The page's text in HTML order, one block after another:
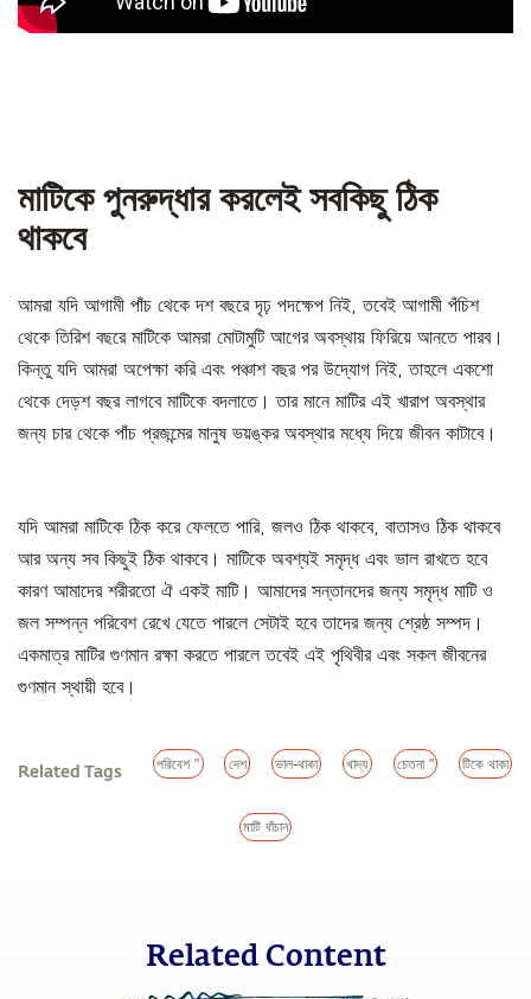
মাটিকে পুনরুদ্ধার করলেই সবকিছু ঠিক
থাকবে
আমরা যদি আগামী পাঁচ থেকে দশ বছরে দৃঢ় পদক্ষেপ নিই, তবেই আগামী পঁচিশ
থেকে তিরিশ বছরে মাটিকে আমরা মোটামুটি আগের অবস্থায় ফিরিয়ে আনতে পারব।
কিন্তু যদি আমরা অপেক্ষা করি এবং পঞ্চাশ বছর পর উদ্যোগ নিই, তাহলে একশো
থেকে দেড়শ বছর লাগবে মাটিকে বদলাতে। তার মানে মাটির এই খারাপ অবস্থার
জন্য চার থেকে পাঁচ প্রজন্মের মানুষ ভয়ঙ্কর অবস্থার মধ্যে দিয়ে জীবন কাটাবে।
যদি আমরা মাটিকে ঠিক করে ফেলতে পারি, জলও ঠিক থাকবে, বাতাসও ঠিক থাকবে
আর অন্য সব কিছুই ঠিক থাকবে। মাটিকে অবশ্যই সমৃদ্ধ এবং ভাল রাখতে হবে
কারণ আমাদের শরীরতো ঐ একই মাটি। আমাদের সন্তানদের জন্য সমৃদ্ধ মাটি ও
জল সম্পন্ন পরিবেশ রেখে যেতে পারলে সেটাই হবে তাদের জন্য শ্রেষ্ঠ সম্পদ।
একমাত্র মাটির গুণমান রক্ষা করতে পারলে তবেই এই পৃথিবীর এবং সকল জীবনের
গুণমান স্থায়ী হবে।
Related Tags পরিবেশ " দেশ ভাল-থাকা খাদ্য চেতনা " টিকে থাকা
মাটি বাঁচান
Related Content